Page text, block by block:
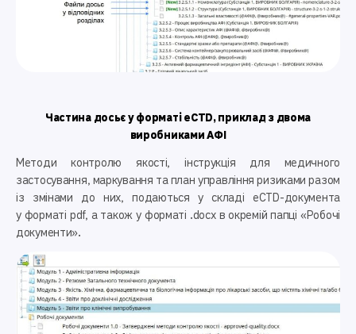
Частина досьє у форматі eCTD, приклад з двома
виробниками АФІ
Методи контролю якості, інструкція для медичного
застосування, маркування та план управління ризиками разом
із змінами до них, подаються у складі eCTD-документа
у форматі pdf, а також у форматі .docx в окремій папці «Робочі
документи».